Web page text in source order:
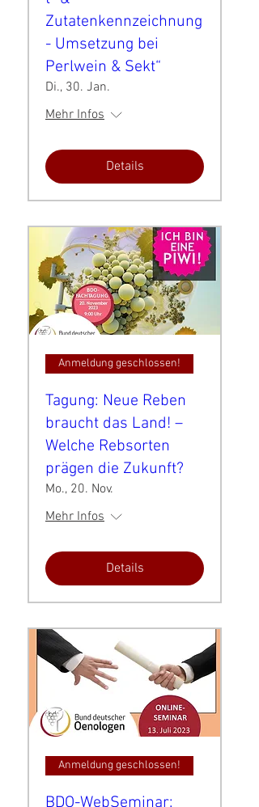
Zutatenkennzeichnung
- Umsetzung bei
Perlwein & Sekt“
Di., 30. Jan.
Mehr Infos
Details
Anmeldung geschlossen!
Tagung: Neue Reben
braucht das Land! –
Welche Rebsorten
prägen die Zukunft?
Mo., 20. Nov.
Mehr Infos
Details
Anmeldung geschlossen!
BDO-WebSeminar: